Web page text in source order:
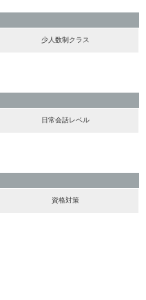
少人数制クラス
日常会話レベル
資格対策